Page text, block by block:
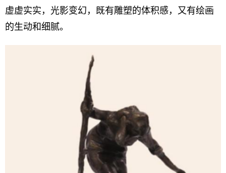
虚虚实实，光影变幻，既有雕塑的体积感，又有绘画
的生动和细腻。